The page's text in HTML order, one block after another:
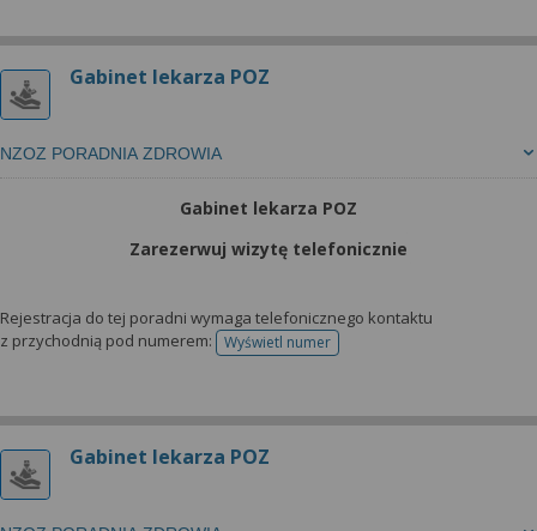
Gabinet lekarza POZ
NZOZ PORADNIA ZDROWIA
Gabinet lekarza POZ
Zarezerwuj wizytę telefonicznie
Rejestracja do tej poradni wymaga telefonicznego kontaktu
z przychodnią pod numerem:
Wyświetl numertelefonu do rejestracji
Gabinet lekarza POZ